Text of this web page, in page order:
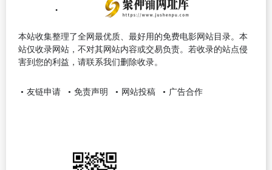
本站收集整理了全网最优质、最好用的免费电影网站目录。本
站仅收录网站，不对其网站内容或交易负责。若收录的站点侵
害到您的利益，请联系我们删除收录。
友链申请 免责声明 网站投稿 广告合作